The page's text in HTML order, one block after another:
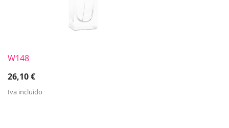
W148
26,10€
Iva incluido